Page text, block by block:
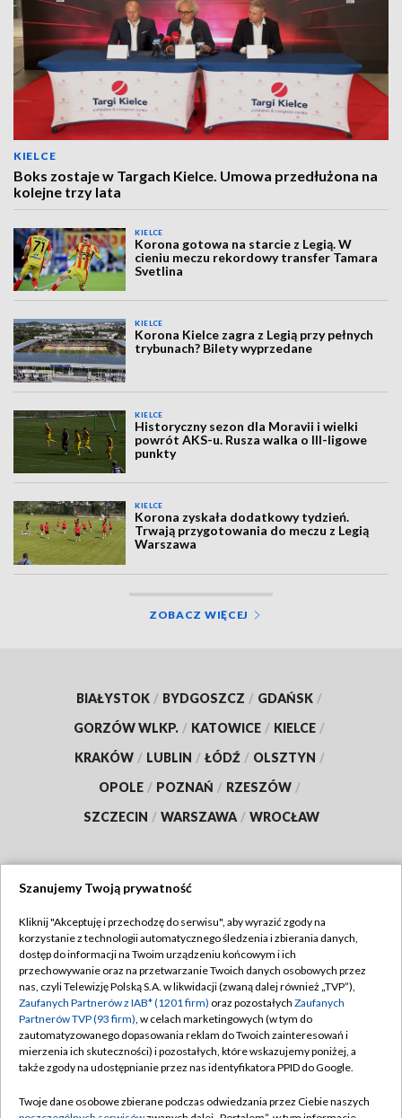
KIELCE
Boks zostaje w Targach Kielce. Umowa przedłużona na
kolejne trzy lata
KIELCE
Korona gotowa na starcie z Legią. W
cieniu meczu rekordowy transfer Tamara
Svetlina
KIELCE
Korona Kielce zagra z Legią przy pełnych
trybunach? Bilety wyprzedane
KIELCE
Historyczny sezon dla Moravii i wielki
powrót AKS-u. Rusza walka o III-ligowe
punkty
KIELCE
Korona zyskała dodatkowy tydzień.
Trwają przygotowania do meczu z Legią
Warszawa
ZOBACZ WIĘCEJ
BIAŁYSTOK / BYDGOSZCZ / GDAŃSK /
GORZÓW WLKP. / KATOWICE / KIELCE /
KRAKÓW / LUBLIN / ŁÓDŹ / OLSZTYN /
OPOLE / POZNAŃ / RZESZÓW /
SZCZECIN / WARSZAWA / WROCŁAW
TVP
Abonament TVP
Emisja w TVP
Centrum informacji TVP
Naziemna Telewizja Cyfrowa
Regulamin TVP
Polityka prywatności
Moje zgody
Pomoc
Szanujemy Twoją prywatność
Kliknij "Akceptuję i przechodzę do serwisu", aby wyrazić zgody na
korzystanie z technologii automatycznego śledzenia i zbierania danych,
dostęp do informacji na Twoim urządzeniu końcowym i ich
przechowywanie oraz na przetwarzanie Twoich danych osobowych przez
nas, czyli Telewizję Polską S.A. w likwidacji (zwaną dalej również „TVP”),
Zaufanych Partnerów z IAB* (1201 firm) oraz pozostałych Zaufanych
Partnerów TVP (93 firm), w celach marketingowych (w tym do
zautomatyzowanego dopasowania reklam do Twoich zainteresowań i
mierzenia ich skuteczności) i pozostałych, które wskazujemy poniżej, a
także zgody na udostępnianie przez nas identyfikatora PPID do Google.
Twoje dane osobowe zbierane podczas odwiedzania przez Ciebie naszych